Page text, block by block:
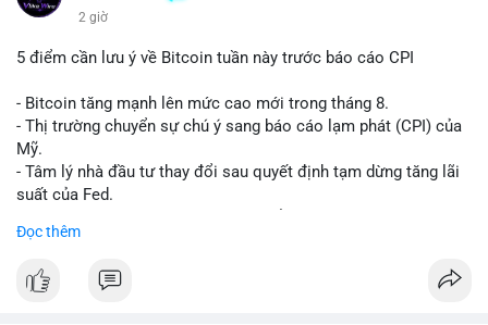
2 giờ
5 điểm cần lưu ý về Bitcoin tuần này trước báo cáo CPI
- Bitcoin tăng mạnh lên mức cao mới trong tháng 8.
- Thị trường chuyển sự chú ý sang báo cáo lạm phát (CPI) của
Mỹ.
- Tâm lý nhà đầu tư thay đổi sau quyết định tạm dừng tăng lãi
suất của Fed.
theo.
#bitcoin #btc #cryptonews
Đọc thêm